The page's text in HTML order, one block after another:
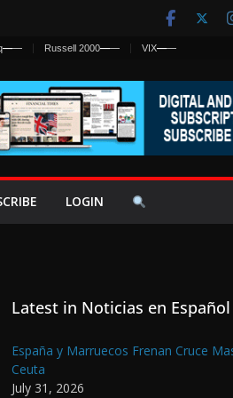
—— Russell 2000—— VIX——
LOGIN
Latest in Noticias en Español
España y Marruecos Frenan Cruce
Ceuta
July 31, 2026